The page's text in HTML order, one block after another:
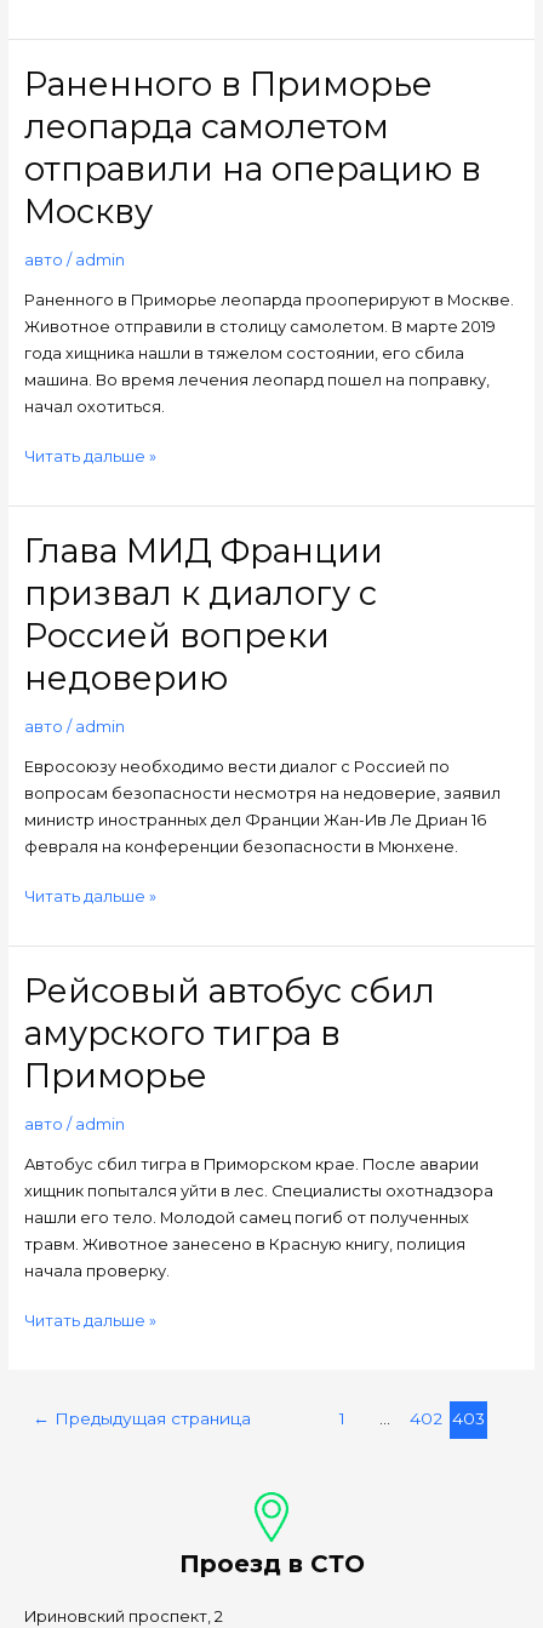
Раненного в Приморье
леопарда самолетом
отправили на операцию в
Москву
авто / admin
Раненного в Приморье леопарда прооперируют в Москве.
Животное отправили в столицу самолетом. В марте 2019
года хищника нашли в тяжелом состоянии, его сбила
машина. Во время лечения леопард пошел на поправку,
начал охотиться.
Раненного
в
Приморье
самолетом
отправили
операцию
Читать дальше »
Глава МИД Франции
призвал к диалогу с
Россией вопреки
недоверию
авто / admin
Евросоюзу необходимо вести диалог с Россией по
вопросам безопасности несмотря на недоверие, заявил
министр иностранных дел Франции Жан-Ив Ле Дриан 16
февраля на конференции безопасности в Мюнхене.
Глава
МИД
Франции
призвал
к
диалогу
Россией
недоверию
Читать дальше »
Рейсовый автобус сбил
амурского тигра в
Приморье
авто / admin
Автобус сбил тигра в Приморском крае. После аварии
хищник попытался уйти в лес. Специалисты охотнадзора
нашли его тело. Молодой самец погиб от полученных
травм. Животное занесено в Красную книгу, полиция
начала проверку.
Рейсовый
автобус
сбил
амурского
тигра
Читать дальше »
← Предыдущая страница 1 402 403
Проезд в СТО
Ириновский проспект, 2